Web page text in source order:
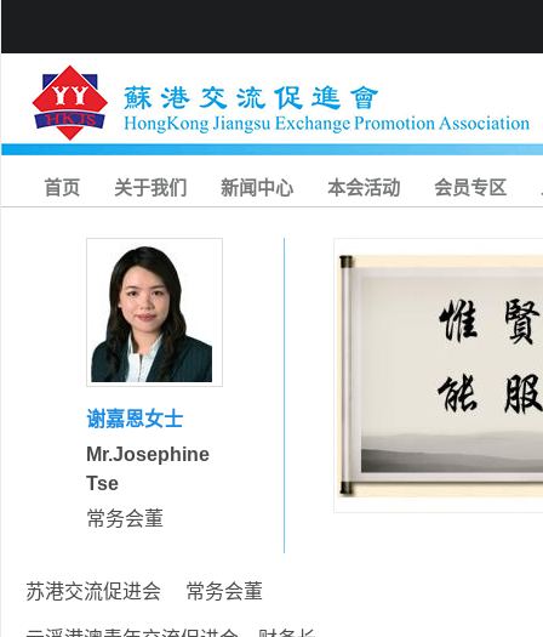
首页 关于我们 新闻中心 本会活动 会员专区
谢嘉恩女士
Mr.Josephine
Tse
常务会董
苏港交流促进会 常务会董